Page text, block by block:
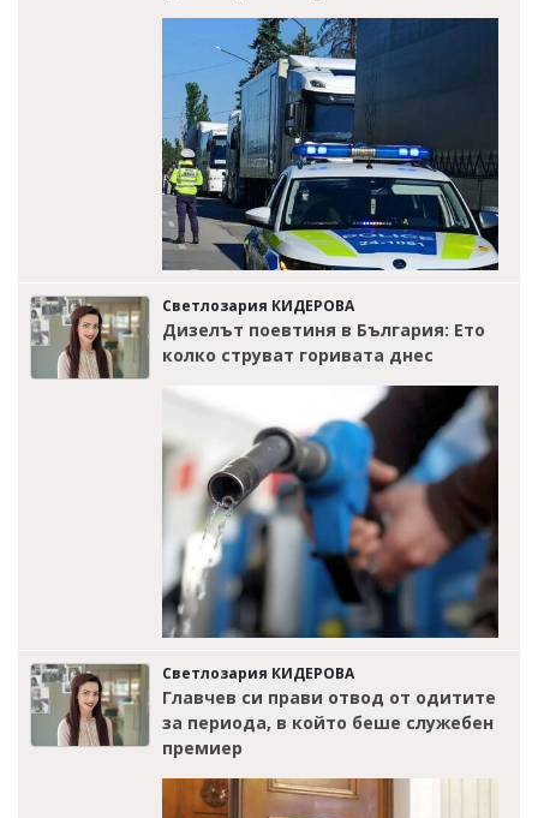
Светлозария КИДЕРОВА
Дизелът поевтиня в България: Ето
колко струват горивата днес
Светлозария КИДЕРОВА
Главчев си прави отвод от одитите
за периода, в който беше служебен
премиер